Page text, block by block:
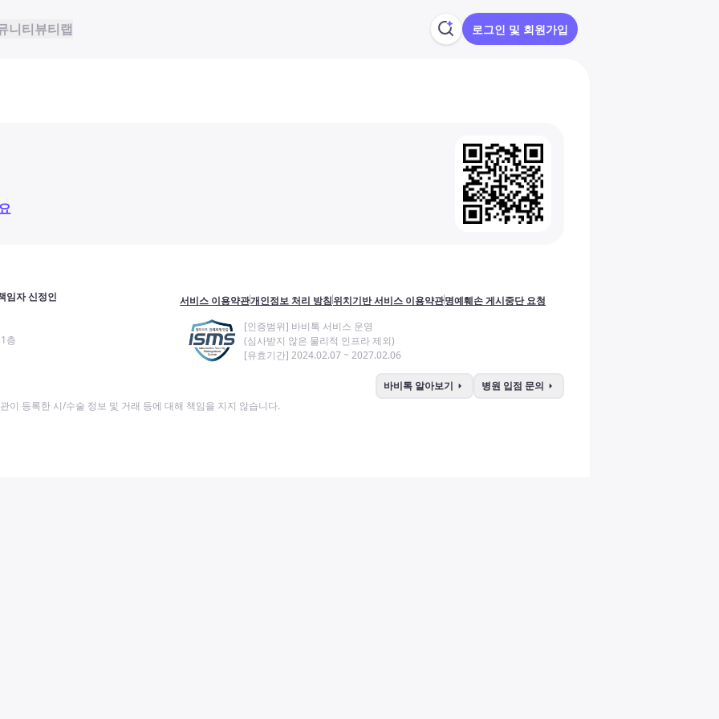
니티뷰티랩 로그인 및 회원가입
임자 신정인
층
서비스 이용약관개인정보 처리 방침위치기반 서비스 이용약관명예훼손 게시중단 요청
[인증범위] 바비톡 서비스 운영
(심사받지 않은 물리적 인프라 제외)
[유효기간] 2024.02.07 ~ 2027.02.06
바비톡 알아보기 arrow_right 병원 입점 문의 arrow_right
이 등록한 시/수술 정보 및 거래 등에 대해 책임을 지지 않습니다.